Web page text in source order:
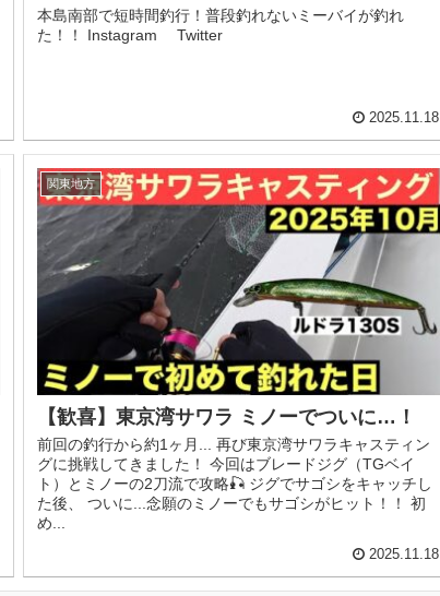
本島南部で短時間釣行！普段釣れないミーバイが釣れ
た！！ Instagram Twitter
2025.11.18
関東地方
【歓喜】東京湾サワラ ミノーでついに…！
前回の釣行から約1ヶ月... 再び東京湾サワラキャスティン
グに挑戦してきました！ 今回はブレードジグ（TGベイ
ト）とミノーの2刀流で攻略🎣 ジグでサゴシをキャッチし
た後、 ついに...念願のミノーでもサゴシがヒット！！ 初
め...
2025.11.18